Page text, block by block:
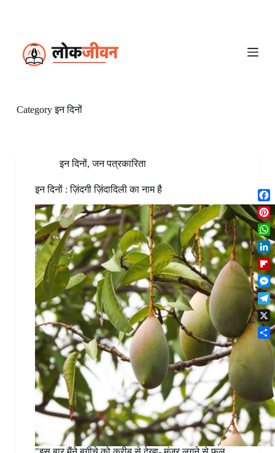
Categoryइन दिनों
इन दिनों,जन पत्रकारिता
इन दिनों : ज़िंदगी ज़िंदादिली का नाम है
F
a
c
e
b
o
o
k
P
i
n
t
e
r
e
s
t
W
h
a
t
s
A
p
p
L
i
n
k
e
d
I
F
l
i
p
b
o
M
e
s
s
e
T
e
l
X